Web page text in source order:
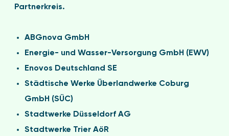
Partnerkreis.
ABGnova GmbH
Energie- und Wasser-Versorgung GmbH (EWV)
Enovos Deutschland SE
Städtische Werke Überlandwerke Coburg
GmbH (SÜC)
Stadtwerke Düsseldorf AG
Stadtwerke Trier AöR